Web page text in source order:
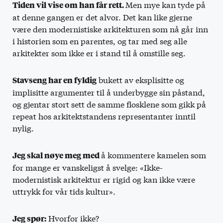
Tiden vil vise om han får rett.Men mye kan tyde på
at denne gangen er det alvor. Det kan like gjerne
være den modernistiske arkitekturen som nå går inn
i historien som en parentes, og tar med seg alle
arkitekter som ikke er i stand til å omstille seg.
Stavseng har en fyldigbukett av eksplisitte og
implisitte argumenter til å underbygge sin påstand,
og gjentar stort sett de samme flosklene som gikk på
repeat hos arkitektstandens representanter inntil
nylig.
Jeg skal nøye meg medå kommentere kamelen som
for mange er vanskeligst å svelge: «Ikke-
modernistisk arkitektur er rigid og kan ikke være
uttrykk for vår tids kultur».
Jeg spør:Hvorfor ikke?